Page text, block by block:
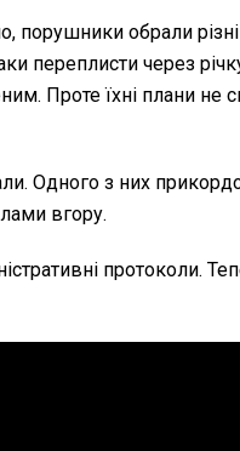
порушники обрали
переплисти через
Проте їхні плани
Одного з них
вгору.
протоколи.